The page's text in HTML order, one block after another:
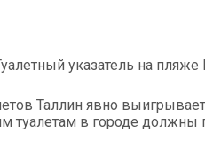
Таллин явно
туалетам в городе